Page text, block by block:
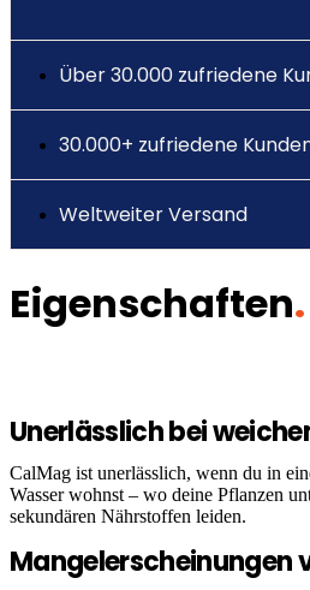
Über 30.000 zufriedene
30.000+ zufriedene
Weltweiter Versand
Eigenschaften.
Unerlässlich bei
CalMag ist unerlässlich, wenn du in
Wasser wohnst – wo deine Pflanzen
sekundären Nährstoffen leiden.
Mangelerscheinungen